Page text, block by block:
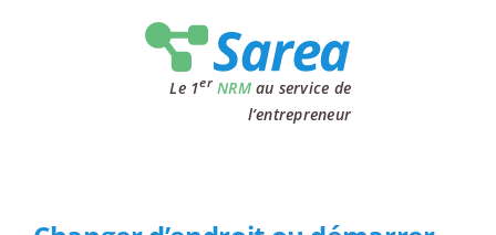
Le 1er NRMau service de
l’entrepreneur